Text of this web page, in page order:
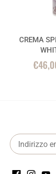
CREMA